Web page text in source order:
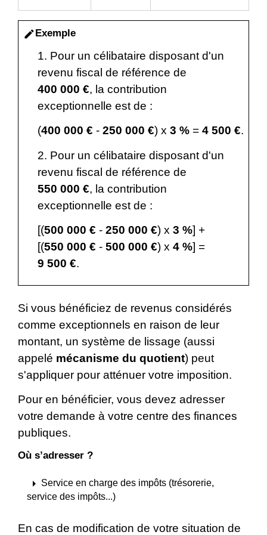
editExemple
1. Pour un célibataire disposant d'un
revenu fiscal de référence de
400 000 €, la contribution
exceptionnelle est de :
(400 000 € - 250 000 €) x 3 % = 4 500 €.
2. Pour un célibataire disposant d'un
revenu fiscal de référence de
550 000 €, la contribution
exceptionnelle est de :
[(500 000 € - 250 000 €) x 3 %] +
[(550 000 € - 500 000 €) x 4 %] =
9 500 €.
Si vous bénéficiez de revenus considérés
comme exceptionnels en raison de leur
montant, un système de lissage (aussi
appelé mécanisme du quotient) peut
s'appliquer pour atténuer votre imposition.
Pour en bénéficier, vous devez adresser
votre demande à votre centre des finances
publiques.
Où s’adresser ?
arrow_right Service en charge des impôts (trésorerie,
service des impôts...)
En cas de modification de votre situation de